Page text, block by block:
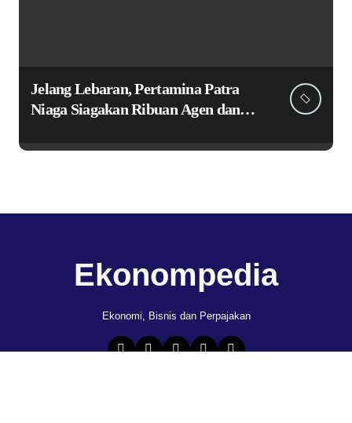
Jelang Lebaran, Pertamina Patra
Niaga Siagakan Ribuan Agen dan
Ekonompedia
Ekonomi, Bisnis dan Perpajakan